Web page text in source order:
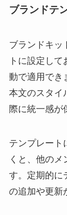
ブランドテ
ブランドキッ
トに設定し
動で適用でき
本文のスタイ
際に統一感が
テンプレート
くと、他のメ
す。定期的に
の追加や更新